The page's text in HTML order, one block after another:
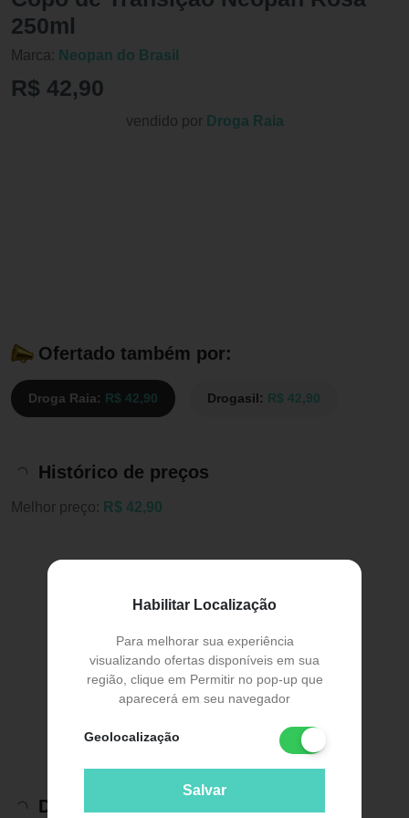
Habilitar Localização
Para melhorar sua experiência
visualizando ofertas disponíveis em sua
região, clique em Permitir no pop-up que
aparecerá em seu navegador
Geolocalização
Salvar
250ml
Marca: Neopan do Brasil
R$ 42,90
vendido por Droga Raia
Ofertado também por:
Droga Raia: R$ 42,90 Drogasil: R$ 42,90
Histórico de preços
Melhor preço: R$ 42,90
Descrição do Produto